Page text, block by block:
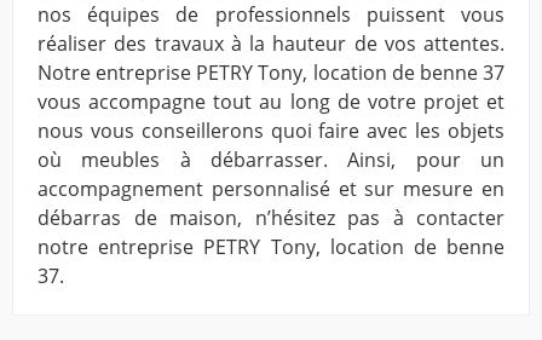
nos équipes de professionnels puissent vous
réaliser des travaux à la hauteur de vos attentes.
Notre entreprise PETRY Tony, location de benne 37
vous accompagne tout au long de votre projet et
nous vous conseillerons quoi faire avec les objets
où meubles à débarrasser. Ainsi, pour un
accompagnement personnalisé et sur mesure en
débarras de maison, n’hésitez pas à contacter
notre entreprise PETRY Tony, location de benne
37.